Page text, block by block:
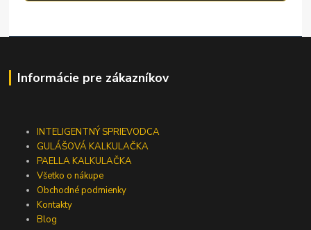
Informácie pre zákazníkov
INTELIGENTNÝ SPRIEVODCA
GULÁŠOVÁ KALKULAČKA
PAELLA KALKULAČKA
Všetko o nákupe
Obchodné podmienky
Kontakty
Blog